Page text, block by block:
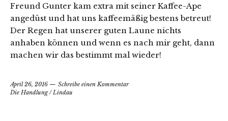
Freund Gunter kam extra mit seiner Kaffee-Ape
angedüst und hat uns kaffeemäßig bestens betreut!
Der Regen hat unserer guten Laune nichts
anhaben können und wenn es nach mir geht, dann
machen wir das bestimmt mal wieder!
April 26, 2016
Schreibe einen Kommentar
Die Handlung/Lindau